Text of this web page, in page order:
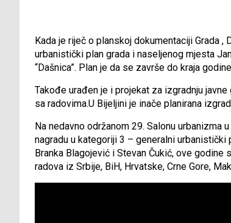
Kada je riječ o planskoj dokumentaciji Grada
urbanistički plan grada i naseljenog mjesta
“Dašnica”. Plan je da se završe do kraja
Takođe urađen je i projekat za izgradnju
sa radovima.U Bijeljini je inače planirana
Na nedavno održanom 29. Salonu urbanizma
nagradu u kategoriji 3 – generalni
Branka Blagojević i Stevan Čukić, ove
radova iz Srbije, BiH, Hrvatske, Crne Gore,